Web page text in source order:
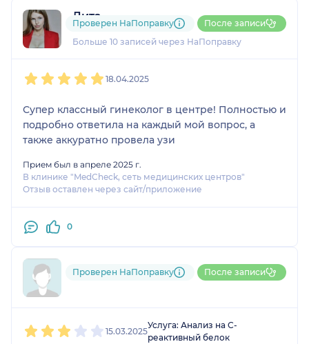
Лита
4 отзыва
Больше 10 записей через НаПоправку
Проверен НаПоправку После записи
18.04.2025
Супер классный гинеколог в центре! Полностью и
подробно ответила на каждый мой вопрос, а
также аккуратно провела узи
Прием был в апреле 2025 г.
В клинике "MedCheck, сеть медицинских центров"
Отзыв оставлен через сайт/приложение
0
Пользователь НаПоправку
Проверен НаПоправку После записи
15.03.2025
Услуга: Анализ на С-
реактивный белок